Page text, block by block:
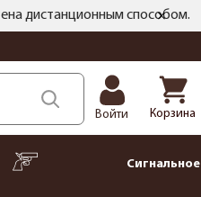
дистанционным способом.
Войти Корзина
Сигнальное